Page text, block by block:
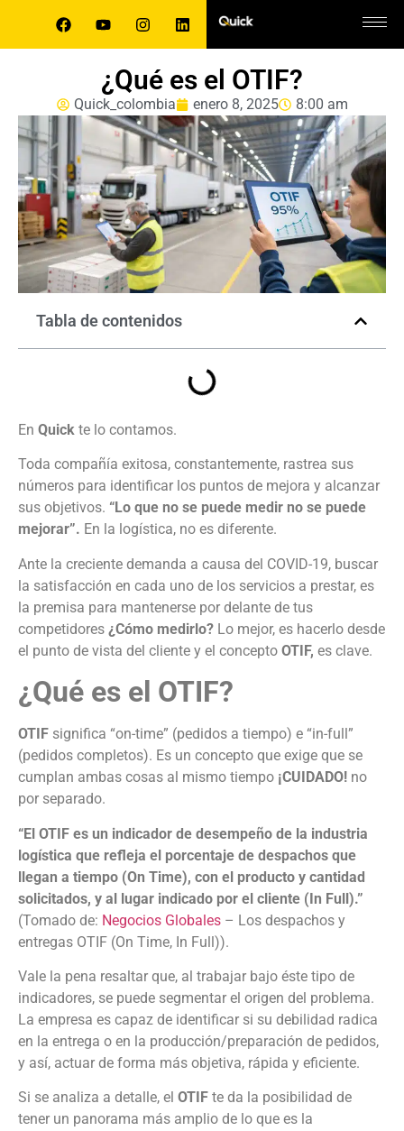
¿Qué es el OTIF?
Quick_colombia enero 8, 2025 8:00 am
Tabla de contenidos
En Quick te lo contamos.
Toda compañía exitosa, constantemente, rastrea sus
números para identificar los puntos de mejora y alcanzar
sus objetivos. “Lo que no se puede medir no se puede
mejorar”. En la logística, no es diferente.
Ante la creciente demanda a causa del COVID-19, buscar
la satisfacción en cada uno de los servicios a prestar, es
la premisa para mantenerse por delante de tus
competidores ¿Cómo medirlo? Lo mejor, es hacerlo desde
el punto de vista del cliente y el concepto OTIF, es clave.
¿Qué es el OTIF?
OTIF significa “on-time” (pedidos a tiempo) e “in-full”
(pedidos completos). Es un concepto que exige que se
cumplan ambas cosas al mismo tiempo ¡CUIDADO! no
por separado.
“El OTIF es un indicador de desempeño de la industria
logística que refleja el porcentaje de despachos que
llegan a tiempo (On Time), con el producto y cantidad
solicitados, y al lugar indicado por el cliente (In Full).”
(Tomado de: Negocios Globales – Los despachos y
entregas OTIF (On Time, In Full)).
Vale la pena resaltar que, al trabajar bajo éste tipo de
indicadores, se puede segmentar el origen del problema.
La empresa es capaz de identificar si su debilidad radica
en la entrega o en la producción/preparación de pedidos,
y así, actuar de forma más objetiva, rápida y eficiente.
Si se analiza a detalle, el OTIF te da la posibilidad de
tener un panorama más amplio de lo que es la